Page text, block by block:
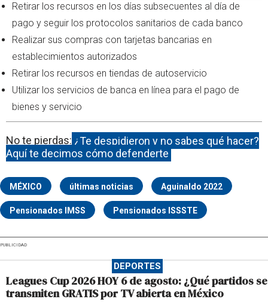
Retirar los recursos en los días subsecuentes al día de
pago y seguir los protocolos sanitarios de cada banco
Realizar sus compras con tarjetas bancarias en
establecimientos autorizados
Retirar los recursos en tiendas de autoservicio
Utilizar los servicios de banca en línea para el pago de
bienes y servicio
No te pierdas: ¿Te despidieron y no sabes qué hacer?
Aquí te decimos cómo defenderte
MÉXICO últimas noticias Aguinaldo 2022
Pensionados IMSS Pensionados ISSSTE
PUBLICIDAD
DEPORTES
Leagues Cup 2026 HOY 6 de agosto: ¿Qué partidos se
transmiten GRATIS por TV abierta en México